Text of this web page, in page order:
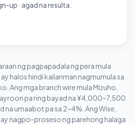
up · agad na resulta.
ng pagpapadala ng pera mula
halos hindi kailanman nagmumula sa
Ang mga branch wire mula Mizuho,
pa ring bayad na ¥4,000–7,500
na umaabot pa sa 2–4%. Ang Wise,
ay nagpo-proseso ng parehong halaga